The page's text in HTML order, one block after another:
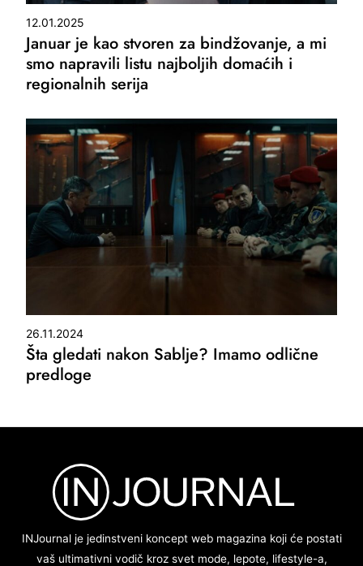
12.01.2025
Januar je kao stvoren za bindžovanje, a mi
smo napravili listu najboljih domaćih i
regionalnih serija
26.11.2024
Šta gledati nakon Sablje? Imamo odlične
predloge
INJournal je jedinstveni koncept web magazina koji će postati
vaš ultimativni vodič kroz svet mode, lepote, lifestyle-a,